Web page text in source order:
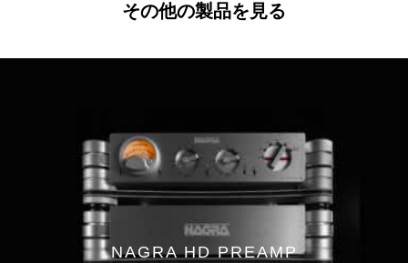
その他の製品を見る
NAGRA HD PREAMP